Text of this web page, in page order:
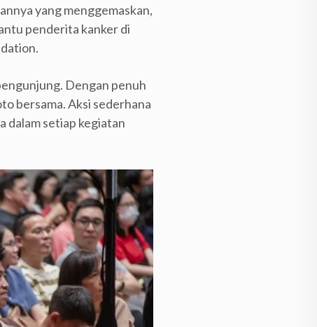
yang menggemaskan,
penderita kanker di
Dengan penuh
bersama. Aksi sederhana
dalam setiap kegiatan